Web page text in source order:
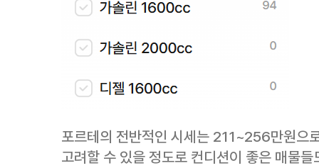
포르테의 전반적인 시세는 211~256만원으
고려할 수 있을 정도로 컨디션이 좋은 매물